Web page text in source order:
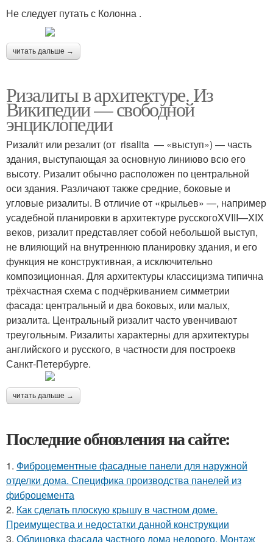
Не следует путать с Колонна .
читать дальше →
Ризалиты в архитектуре. Из
Википедии — свободной
энциклопедии
Ризали́т или резалит (от risalita — «выступ») — часть
здания, выступающая за основную линиюво всю его
высоту. Ризалит обычно расположен по центральной
оси здания. Различают также средние, боковые и
угловые ризалиты. В отличие от «крыльев» —, например
усадебной планировки в архитектуре русскогоXVIII—XIX
веков, ризалит представляет собой небольшой выступ,
не влияющий на внутреннюю планировку здания, и его
функция не конструктивная, а исключительно
композиционная. Для архитектуры классицизма типична
трёхчастная схема с подчёркиванием симметрии
фасада: центральный и два боковых, или малых,
ризалита. Центральный ризалит часто увенчивают
треугольным. Ризалиты характерны для архитектуры
английского и русского, в частности для построекв
Санкт-Петербурге.
читать дальше →
Последние обновления на сайте:
1. Фиброцементные фасадные панели для наружной
отделки дома. Специфика производства панелей из
фиброцемента
2. Как сделать плоскую крышу в частном доме.
Преимущества и недостатки данной конструкции
3. Облицовка фасада частного дома недорого. Монтаж